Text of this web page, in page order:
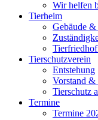
Wir helfen
Tierheim
Gebäude &
Tierschutzverein
Entstehung
Vorstand &
Tierschutz
Termine
Termine